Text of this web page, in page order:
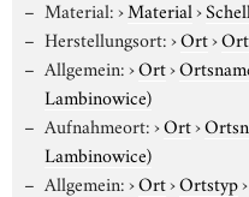
Material:›Material›
Herstellungsort:›Ort›
Allgemein:›Ort›
Lambinowice)
Aufnahmeort:›Ort›
Lambinowice)
Allgemein:›Ort›Ortstyp›